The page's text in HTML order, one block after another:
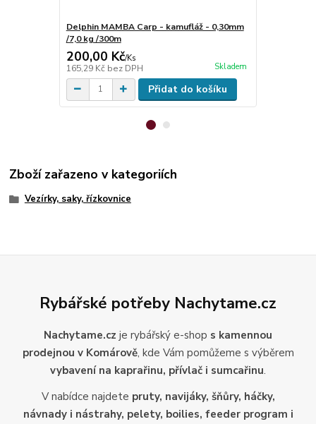
Delphin MAMBA Carp - kamufláž - 0,30mm
/7,0 kg /300m
200,00 Kč/Ks
165,29 Kč bez DPH Skladem
Přidat do košíku
Zboží zařazeno v kategoriích
Vezírky, saky, řízkovnice
Rybářské potřeby Nachytame.cz
Nachytame.cz je rybářský e-shop s kamennou
prodejnou v Komárově, kde Vám pomůžeme s výběrem
vybavení na kaprařinu, přívlač i sumcařinu.
V nabídce najdete pruty, navijáky, šňůry, háčky,
návnady i nástrahy, pelety, boilies, feeder program i